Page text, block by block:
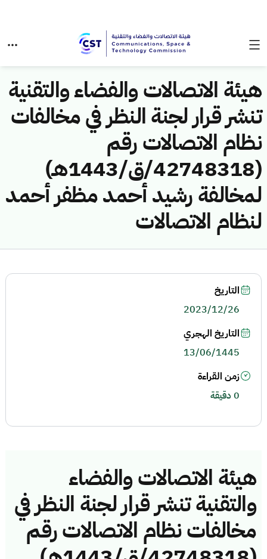
هيئة الاتصالات والفضاء والتقنية
تنشر قرار لجنة النظر في مخالفات
نظام الاتصالات رقم
(42748318/ق/1443هـ)
لمخالفة رشيد أحمد مظفر أحمد
لنظام الاتصالات
هيئة الاتصالات والفضاء
والتقنية تنشر قرار لجنة النظر في
مخالفات نظام الاتصالات رقم
التاريخ
2023/12/26
التاريخ الهجري
13/06/1445
زمن القراءة
0 دقيقة